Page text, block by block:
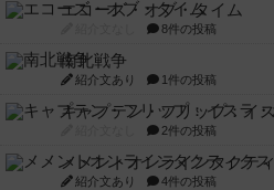
エコーズ・オブ・タイム
8件の投稿
南北戦争
紹介文あり 1件の投稿
キャプテン・フリップ：イ
2件の投稿
メメントオンラインタクテ
紹介文あり 4件の投稿